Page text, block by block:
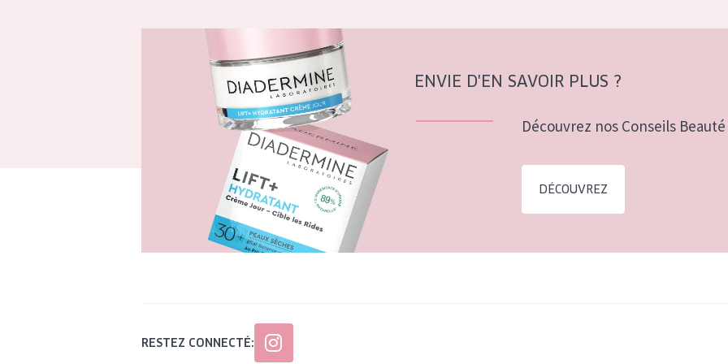
ENVIE D'EN SAVOIR PLUS ?
Découvrez nos Conseils
DÉCOUVREZ
RESTEZ CONNECTÉ: